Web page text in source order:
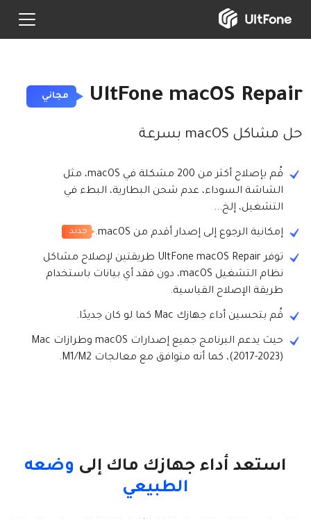
مجاني UltFone macOS Repair
حل مشاكل macOS بسرعة
قُم بإصلاح أكثر من 200 مشكلة في macOS، مثل
الشاشة السوداء، عدم شحن البطارية، البطء في
التشغيل، إلخ...
إمكانية الرجوع إلى إصدار أقدم من macOS. جديد
توفر UltFone macOS Repair طريقتين لإصلاح مشاكل
نظام التشغيل macOS، دون فقد أي بيانات باستخدام
طريقة الإصلاح القياسية.
قُم بتحسين أداء جهازك Mac كما لو كان جديدًا.
حيث يدعم البرنامج جميع إصدارات macOS وطرازات Mac
(2017-2023)، كما أنه متوافق مع معالجات M1/M2.
استعد أداء جهازك ماك إلى وضعه
الطبيعي